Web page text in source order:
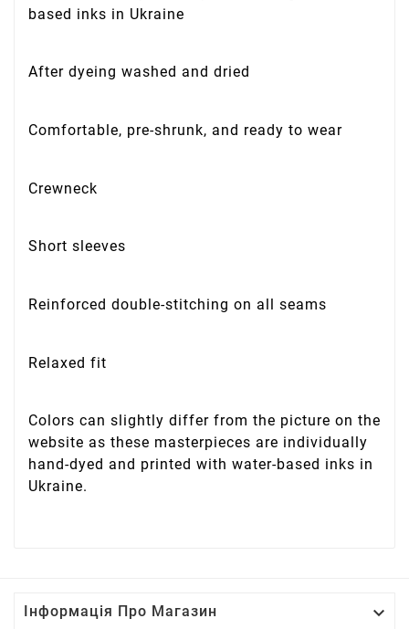
based inks in Ukraine
After dyeing washed and dried
Comfortable, pre-shrunk, and ready to wear
Crewneck
Short sleeves
Reinforced double-stitching on all seams
Relaxed fit
Colors can slightly differ from the picture on the
website as these masterpieces are individually
hand-dyed and printed with water-based inks in
Ukraine.
Інформація Про Магазин 